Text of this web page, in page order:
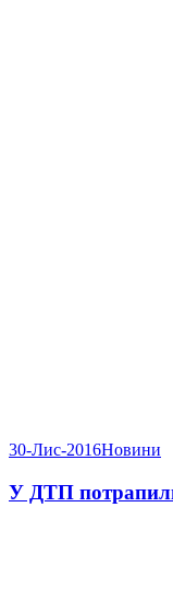
30-Лис-2016Новини
У ДТП